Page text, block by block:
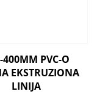
400MM PVC-O
EKSTRUZIONA
LINIJA